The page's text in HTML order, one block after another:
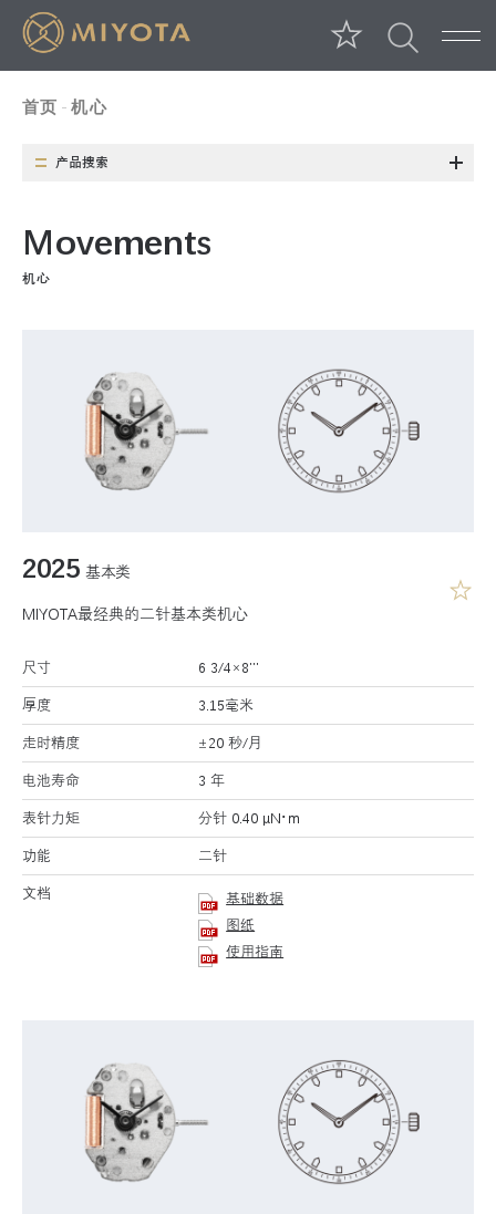
首页 机心
产品搜索
日历位置 周历位置
Movements
机心
2025 基本类
MIYOTA最经典的二针基本类机心
尺寸 6 3/4×8’’’
厚度 3.15毫米
走时精度 ±20 秒/月
电池寿命 3 年
表针力矩 分针 0.40 μN･m
功能 二针
文档
基础数据
图纸
使用指南